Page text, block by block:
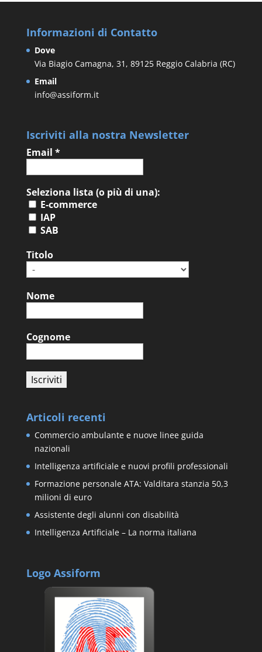
Informazioni di Contatto
Dove
Via Biagio Camagna, 31, 89125 Reggio Calabria (RC)
Email
info@assiform.it
Iscriviti alla nostra Newsletter
Email *
Seleziona lista (o più di una):
E-commerce
IAP
SAB
Titolo
Nome
Cognome
Articoli recenti
Commercio ambulante e nuove linee guida
nazionali
Intelligenza artificiale e nuovi profili professionali
Formazione personale ATA: Valditara stanzia 50,3
milioni di euro
Assistente degli alunni con disabilità
Intelligenza Artificiale – La norma italiana
Logo Assiform